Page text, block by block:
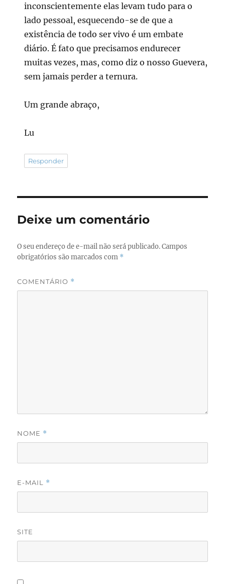
inconscientemente elas levam tudo para o
lado pessoal, esquecendo-se de que a
existência de todo ser vivo é um embate
diário. É fato que precisamos endurecer
muitas vezes, mas, como diz o nosso Guevera,
sem jamais perder a ternura.
Um grande abraço,
Lu
Responder
Deixe um comentário
O seu endereço de e-mail não será publicado. Campos
obrigatórios são marcados com *
COMENTÁRIO *
NOME *
E-MAIL *
SITE